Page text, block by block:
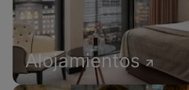
Alojamientos